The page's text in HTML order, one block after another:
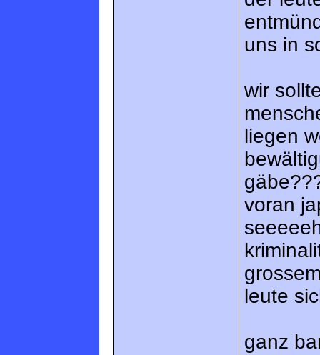
uns in
wir
liegen
voran
leute
ganz